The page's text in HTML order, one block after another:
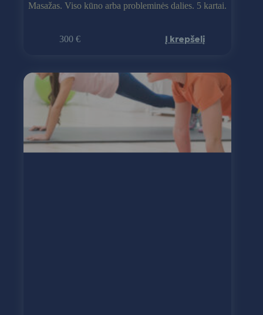
Masažas. Viso kūno arba probleminės dalies. 5 kartai.
300 € Į krepšelį